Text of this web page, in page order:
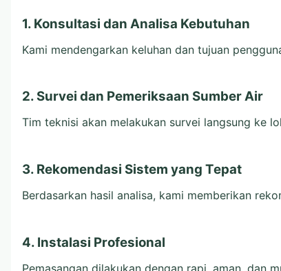
1. Konsultasi dan Analisa Kebutuhan
Kami mendengarkan keluhan dan tujuan
2. Survei dan Pemeriksaan Sumber Air
Tim teknisi akan melakukan survei langsung ke
3. Rekomendasi Sistem yang Tepat
Berdasarkan hasil analisa, kami memberikan
4. Instalasi Profesional
Pemasangan dilakukan dengan rapi, aman, dan